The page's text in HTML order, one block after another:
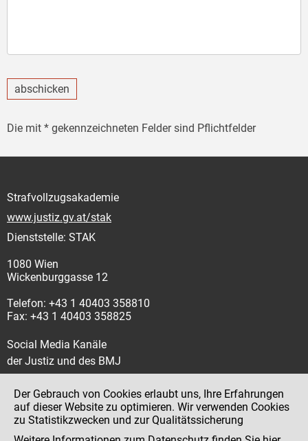
abschicken
Die mit * gekennzeichneten Felder sind Pflichtfelder
Strafvollzugsakademie
www.justiz.gv.at/stak
Dienststelle: STAK
1080 Wien
Wickenburggasse 12
Telefon: +43 1 40403 358810
Fax: +43 1 40403 358825
Social Media Kanäle
der Justiz und des BMJ
Impressum
Der Gebrauch von Cookies erlaubt uns, Ihre Erfahrungen
auf dieser Website zu optimieren. Wir verwenden Cookies
zu Statistikzwecken und zur Qualitätssicherung